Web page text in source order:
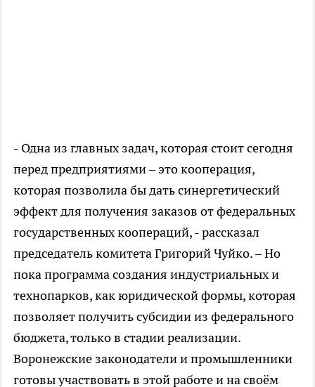
- Одна из главных задач, которая стоит сегодня
перед предприятиями – это кооперация,
которая позволила бы дать синергетический
эффект для получения заказов от федеральных
государственных коопераций, - рассказал
председатель комитета Григорий Чуйко. – Но
пока программа создания индустриальных и
технопарков, как юридической формы, которая
позволяет получить субсидии из федерального
бюджета, только в стадии реализации.
Воронежские законодатели и промышленники
готовы участвовать в этой работе и на своём